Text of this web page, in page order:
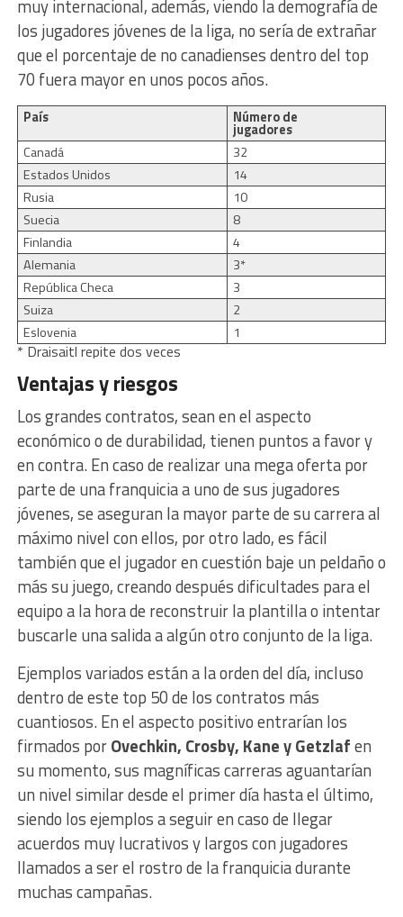
muy internacional, además, viendo la demografía de
los jugadores jóvenes de la liga, no sería de extrañar
que el porcentaje de no canadienses dentro del top
70 fuera mayor en unos pocos años.
País Número de
jugadores
Canadá
32
Estados Unidos
14
Rusia
10
Suecia
8
Finlandia
4
Alemania
3*
República Checa
3
Suiza
2
Eslovenia
1
* Draisaitl repite dos veces
Ventajas y riesgos
Los grandes contratos, sean en el aspecto
económico o de durabilidad, tienen puntos a favor y
en contra. En caso de realizar una mega oferta por
parte de una franquicia a uno de sus jugadores
jóvenes, se aseguran la mayor parte de su carrera al
máximo nivel con ellos, por otro lado, es fácil
también que el jugador en cuestión baje un peldaño o
más su juego, creando después dificultades para el
equipo a la hora de reconstruir la plantilla o intentar
buscarle una salida a algún otro conjunto de la liga.
Ejemplos variados están a la orden del día, incluso
dentro de este top 50 de los contratos más
cuantiosos. En el aspecto positivo entrarían los
firmados porOvechkin, Crosby, Kane y Getzlafen
su momento, sus magníficas carreras aguantarían
un nivel similar desde el primer día hasta el último,
siendo los ejemplos a seguir en caso de llegar
acuerdos muy lucrativos y largos con jugadores
llamados a ser el rostro de la franquicia durante
muchas campañas.